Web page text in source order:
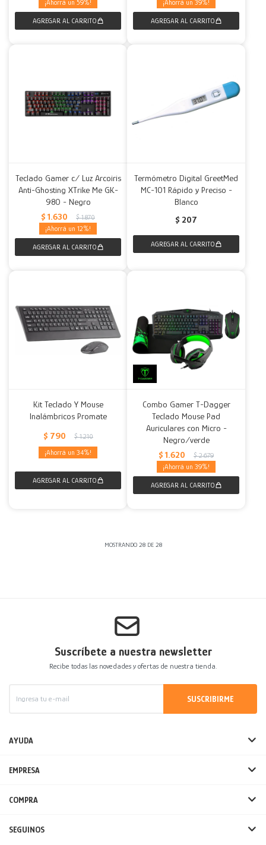
59
39
Teclado Gamer c/ Luz Arcoiris
Anti-Ghosting XTrike Me GK-
980 - Negro
$ 1.630 $ 1.870
12
Termómetro Digital GreetMed
MC-101 Rápido y Preciso -
Blanco
$ 207
Kit Teclado Y Mouse
Inalámbricos Promate
$ 790 $ 1.210
34
Combo Gamer T-Dagger
Teclado Mouse Pad
Auriculares con Micro -
Negro/verde
$ 1.620 $ 2.679
39
MOSTRANDO 28DE 28
Suscríbete a nuestra newsletter
Recibe todas las novedades y ofertas de nuestra tienda.
SUSCRIBIRME
AYUDA
EMPRESA
COMPRA
SEGUINOS